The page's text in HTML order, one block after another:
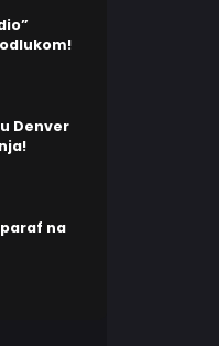
Denver
na